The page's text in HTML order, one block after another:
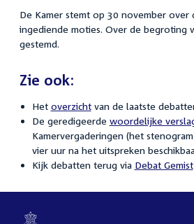
De Kamer stemt op 30 november
ingediende moties. Over de begroting
gestemd.
Zie ook:
Het overzichtvan de laatste
De geredigeerde woordelijke
Kamervergaderingen (het
vier uur na het uitspreken
Kijk debatten terug via External
Debat Gemist